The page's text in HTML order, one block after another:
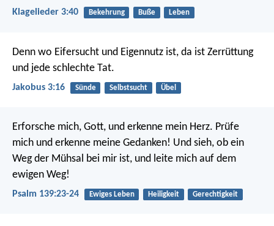
Klagelieder 3:40 Bekehrung Buße Leben
Denn wo Eifersucht und Eigennutz ist, da ist Zerrüttung
und jede schlechte Tat.
Jakobus 3:16 Sünde Selbstsucht Übel
Erforsche mich, Gott, und erkenne mein Herz. Prüfe
mich und erkenne meine Gedanken! Und sieh, ob ein
Weg der Mühsal bei mir ist, und leite mich auf dem
ewigen Weg!
Psalm 139:23-24 Ewiges Leben Heiligkeit Gerechtigkeit